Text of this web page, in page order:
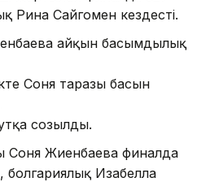
Рина Сайгомен кездесті.
айқын басымдылық
Соня таразы басын
созылды.
Соня Жиенбаева финалда
болгариялық Изабелла